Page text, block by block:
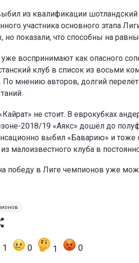
из квалификации
участника основного этапа
но показали, что способны на
уже воспринимают как опасного
клуб в список из восьми
мнению авторов, долгий
не стоит. В еврокубках
2018/19 «Аякс» дошёл до
выбил «Баварию» и тоже
малоизвестного клуба в
победу в Лиге чемпионов уже
1 0 1 0